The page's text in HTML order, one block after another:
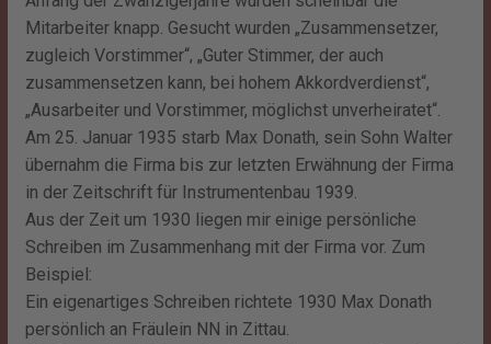
Mitarbeiter knapp. Gesucht wurden „Zusammensetzer,
zugleich Vorstimmer“, „Guter Stimmer, der auch
zusammensetzen kann, bei hohem Akkordverdienst“,
„Ausarbeiter und Vorstimmer, möglichst unverheiratet“.
Am 25. Januar 1935 starb Max Donath, sein Sohn Walter
übernahm die Firma bis zur letzten Erwähnung der Firma
in der Zeitschrift für Instrumentenbau 1939.
Aus der Zeit um 1930 liegen mir einige persönliche
Schreiben im Zusammenhang mit der Firma vor. Zum
Beispiel:
Ein eigenartiges Schreiben richtete 1930 Max Donath
persönlich an Fräulein NN in Zittau.